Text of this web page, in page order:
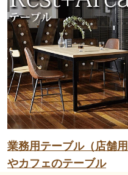
業務用テーブル（店舗
やカフェのテーブル